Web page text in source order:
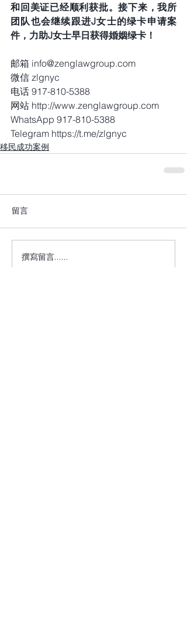
和回美证已经顺利获批。接下来，我所
团队也会继续跟进J女士的绿卡申请案
件，力助J女士早日获得婚姻绿卡！
邮箱 info@zenglawgroup.com
微信 zlgnyc
电话 917-810-5388
网站 http://www.zenglawgroup.com
WhatsApp 917-810-5388
Telegram https://t.me/zlgnyc
移民成功案例
留言
撰寫留言......